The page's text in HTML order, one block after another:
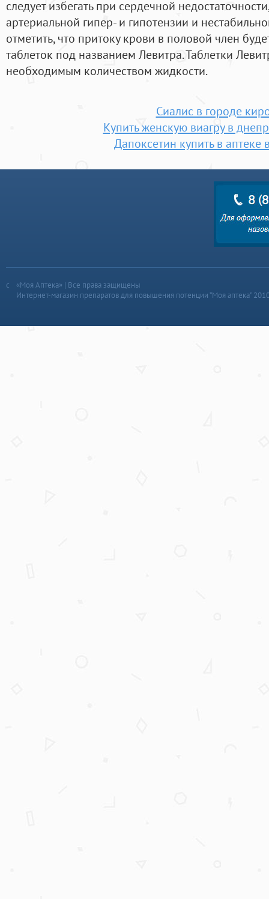
следует избегать при сердечной
артериальной гипер- и гипотензии и
отметить, что притоку крови в половой член
таблеток под названием Левитра. Таблетки
необходимым количеством жидкости.
Сиалис в городе
Купить женскую виагру в
Дапоксетин купить в аптеке
«Моя Аптека» | Все права защищены
Интернет-магазин препаратов для повышения потенции “Моя аптека”